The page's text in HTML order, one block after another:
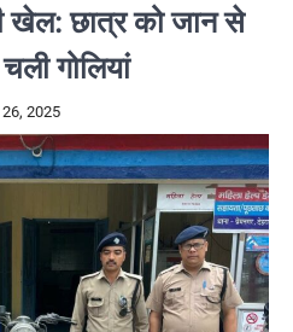
खेल: छात्र को जान से
गोलियां
2025